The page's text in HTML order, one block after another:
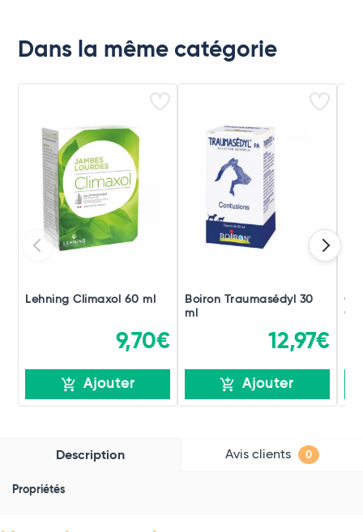
Dans la même catégorie
Lehning Climaxol 60 ml
9,70€
Ajouter
Boiron Traumasédyl 30
ml
12,97€
Ajouter
Description Avis clients 0
Propriétés